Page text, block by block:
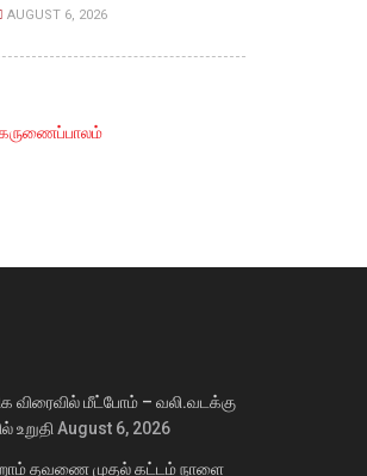
AUGUST 6, 2026
விரைவில் மீட்போம் – வலி.வடக்கு
உறுதி August 6, 2026
தவணை முதல் கட்டம் நாளை